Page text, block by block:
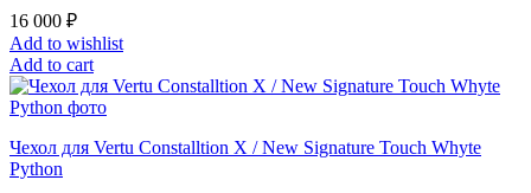
16 000 ₽
Add to wishlist
Add to cart
Чехол для Vertu Constalltion X / New Signature Touch Whyte
Python